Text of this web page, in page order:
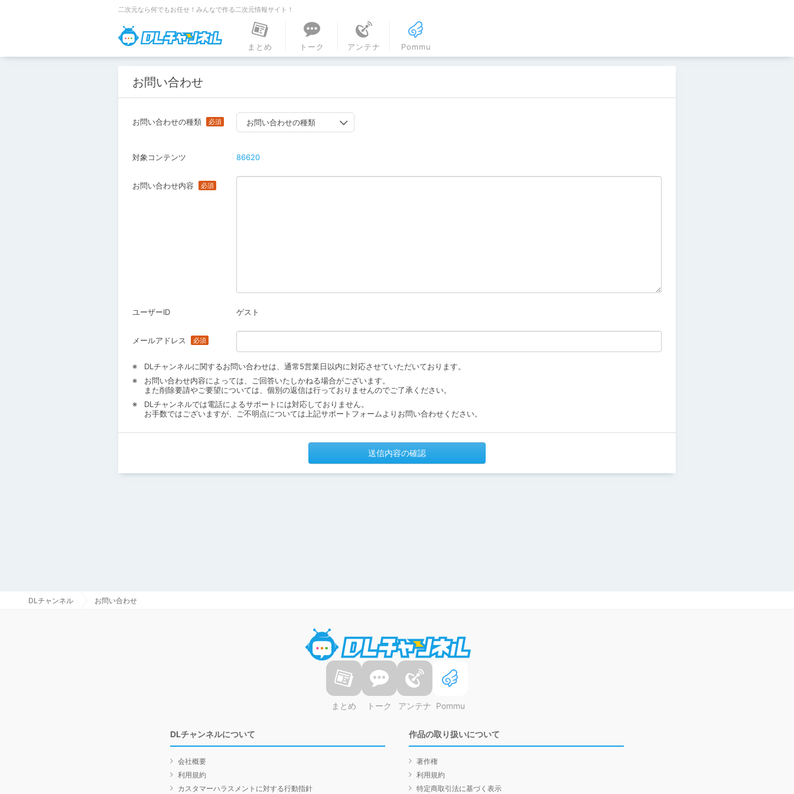
二次元なら何でもお任せ！みんなで作る二次元情報サイト！
DLチャンネル
まとめ
トーク アンテナ Pommu
お問い合わせ
お問い合わせの種類 お問い合わせの種類
対象コンテンツ 86620
お問い合わせ内容
ユーザーID ゲスト
メールアドレス
DLチャンネルに関するお問い合わせは、通常5営業日以内に対応させていただいております。
お問い合わせ内容によっては、ご回答いたしかねる場合がございます。
また削除要請やご要望については、個別の返信は行っておりませんのでご了承ください。
DLチャンネルでは電話によるサポートには対応しておりません。
お手数ではございますが、ご不明点については上記サポートフォームよりお問い合わせください。
送信内容の確認
DLチャンネル お問い合わせ
まとめ トーク アンテナ Pommu
DLチャンネルについて
会社概要
利用規約
カスタマーハラスメントに対する行動指針
作品の取り扱いについて
著作権
利用規約
特定商取引法に基づく表示